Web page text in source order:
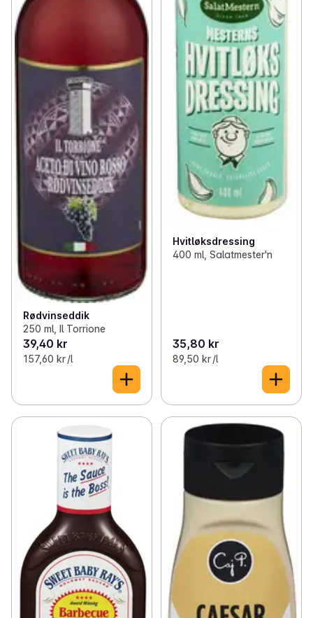
Rødvinseddik
250 ml, Il Torrione
39,40 kr
157,60 kr /l
Hvitløksdressing
400 ml, Salatmester'n
35,80 kr
89,50 kr /l